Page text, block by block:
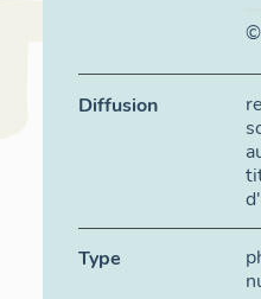
Diffusion
Type